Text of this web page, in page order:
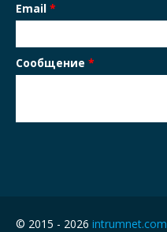
Email *
Сообщение *
© 2015 - 2026 intrumnet.com